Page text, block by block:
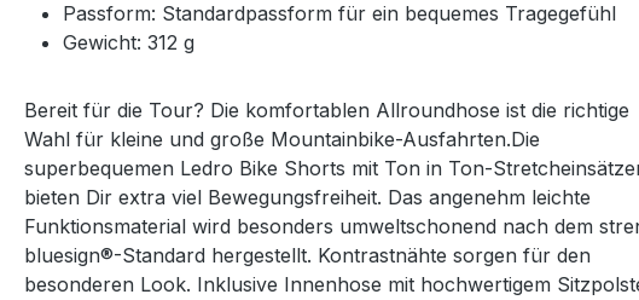
Passform: Standardpassform für ein bequemes Tragegefühl
Gewicht: 312 g
Bereit für die Tour? Die komfortablen Allroundhose ist die richtige
Wahl für kleine und große Mountainbike-Ausfahrten.Die
superbequemen Ledro Bike Shorts mit Ton in Ton-
bieten Dir extra viel Bewegungsfreiheit. Das angenehm leichte
Funktionsmaterial wird besonders umweltschonend nach dem
bluesign®-Standard hergestellt. Kontrastnähte sorgen für den
besonderen Look. Inklusive Innenhose mit hochwertigem